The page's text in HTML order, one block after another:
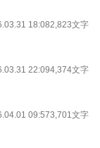
18:082,823文字
22:094,374文字
09:573,701文字